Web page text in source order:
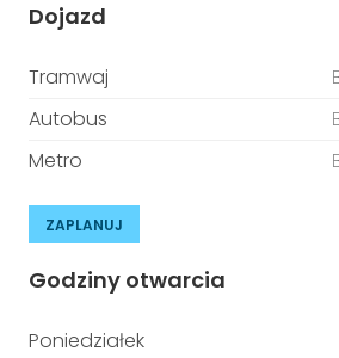
Dojazd
Tramwaj
Autobus
Metro
ZAPLANUJ
Godziny otwarcia
Poniedziałek